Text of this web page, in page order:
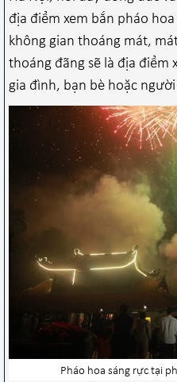
địa điểm xem bắn pháo
không gian thoáng mát,
thoáng đãng sẽ là địa điểm
gia đình, bạn bè hoặc người
Pháo hoa sáng rực tại